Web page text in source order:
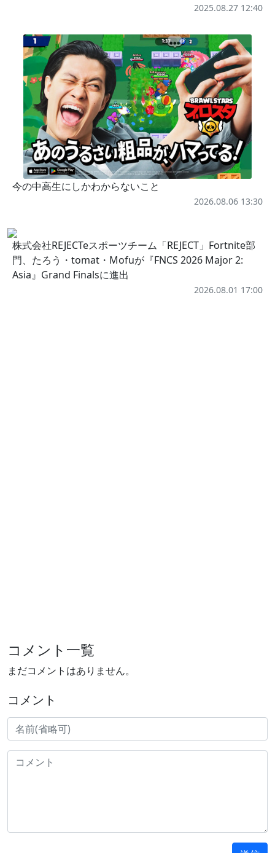
2025.08.27 12:40
今の中高生にしかわからないこと
2026.08.06 13:30
株式会社REJECTeスポーツチーム「REJECT」Fortnite部
門、たろう・tomat・Mofuが『FNCS 2026 Major 2:
Asia』Grand Finalsに進出
2026.08.01 17:00
コメント一覧
まだコメントはありません。
コメント